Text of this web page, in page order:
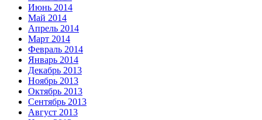
Июнь 2014
Май 2014
Апрель 2014
Март 2014
Февраль 2014
Январь 2014
Декабрь 2013
Ноябрь 2013
Октябрь 2013
Сентябрь 2013
Август 2013